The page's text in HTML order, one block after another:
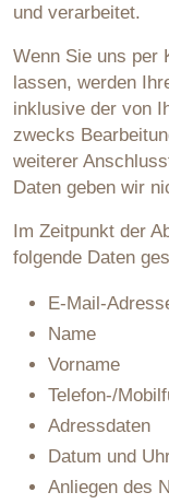
und verarbeitet.
Wenn Sie uns per
lassen, werden
inklusive der von
zwecks
weiterer
Daten geben wir
Im Zeitpunkt der
folgende Daten
E-Mail-
Name
Vorname
Telefon-/
Adressdaten
Datum und
Anliegen des